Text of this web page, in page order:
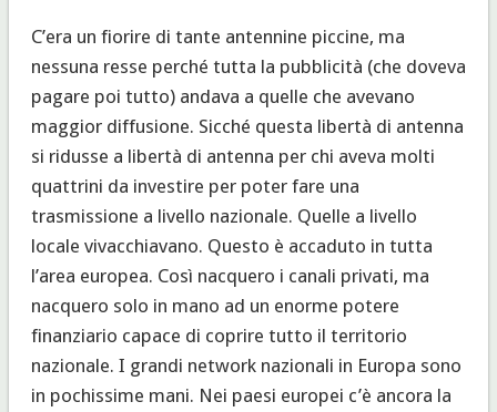
C’era un fiorire di tante antennine piccine, ma
nessuna resse perché tutta la pubblicità (che doveva
pagare poi tutto) andava a quelle che avevano
maggior diffusione. Sicché questa libertà di antenna
si ridusse a libertà di antenna per chi aveva molti
quattrini da investire per poter fare una
trasmissione a livello nazionale. Quelle a livello
locale vivacchiavano. Questo è accaduto in tutta
l’area europea. Così nacquero i canali privati, ma
nacquero solo in mano ad un enorme potere
finanziario capace di coprire tutto il territorio
nazionale. I grandi network nazionali in Europa sono
in pochissime mani. Nei paesi europei c’è ancora la